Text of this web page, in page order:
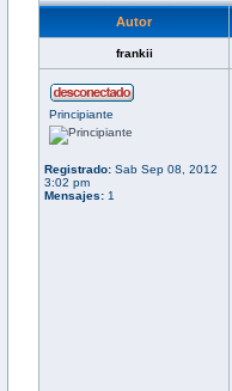
Autor
frankii
Principiante
Registrado: Sab Sep 08, 2012
3:02 pm
Mensajes: 1